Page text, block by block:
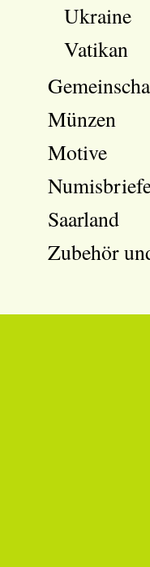
Ukraine
Vatikan
Münzen
Motive
Saarland
Zubehör